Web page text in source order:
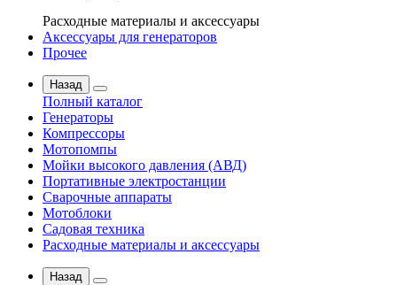
Расходные материалы и аксессуары
Аксессуары для генераторов
Прочее
Назад
Полный каталог
Генераторы
Компрессоры
Мотопомпы
Мойки высокого давления (АВД)
Портативные электростанции
Сварочные аппараты
Мотоблоки
Садовая техника
Расходные материалы и аксессуары
Назад